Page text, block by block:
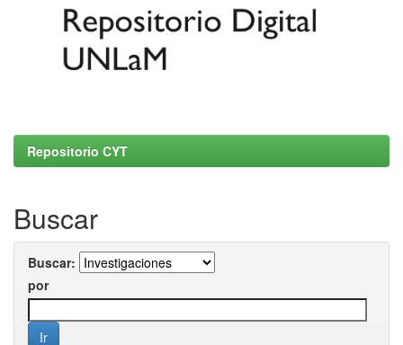
Repositorio CYT
Buscar
Buscar:
por